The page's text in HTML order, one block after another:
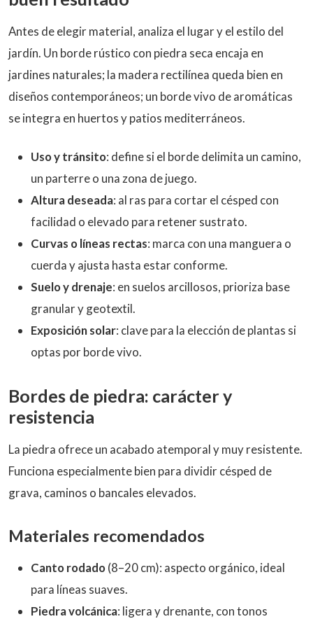
Antes de elegir material, analiza el lugar y el estilo del
jardín. Un borde rústico con piedra seca encaja en
jardines naturales; la madera rectilínea queda bien en
diseños contemporáneos; un borde vivo de aromáticas
se integra en huertos y patios mediterráneos.
Uso y tránsito: define si el borde delimita un camino,
un parterre o una zona de juego.
Altura deseada: al ras para cortar el césped con
facilidad o elevado para retener sustrato.
Curvas o líneas rectas: marca con una manguera o
cuerda y ajusta hasta estar conforme.
Suelo y drenaje: en suelos arcillosos, prioriza base
granular y geotextil.
Exposición solar: clave para la elección de plantas si
optas por borde vivo.
Bordes de piedra: carácter y
resistencia
La piedra ofrece un acabado atemporal y muy resistente.
Funciona especialmente bien para dividir césped de
grava, caminos o bancales elevados.
Materiales recomendados
Canto rodado(8–20 cm): aspecto orgánico, ideal
para líneas suaves.
Piedra volcánica: ligera y drenante, con tonos